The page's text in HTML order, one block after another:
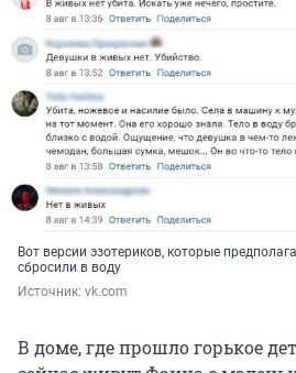
Вот версии эзотериков, которые
сбросили в воду
Источник: vk.com
В доме, где прошло горькое